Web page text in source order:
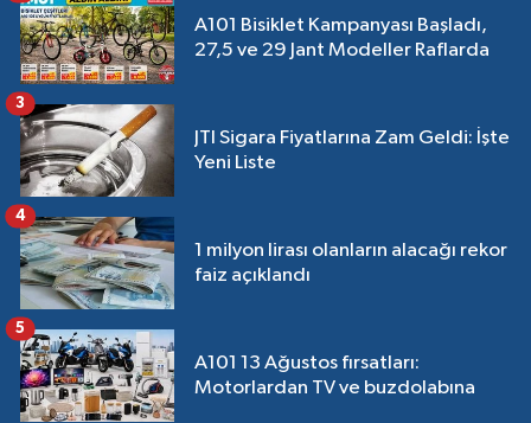
A101 Bisiklet Kampanyası Başladı,
27,5 ve 29 Jant Modeller Raflarda
JTI Sigara Fiyatlarına Zam Geldi: İşte
Yeni Liste
3
1 milyon lirası olanların alacağı rekor
faiz açıklandı
4
A101 13 Ağustos fırsatları:
Motorlardan TV ve buzdolabına
5